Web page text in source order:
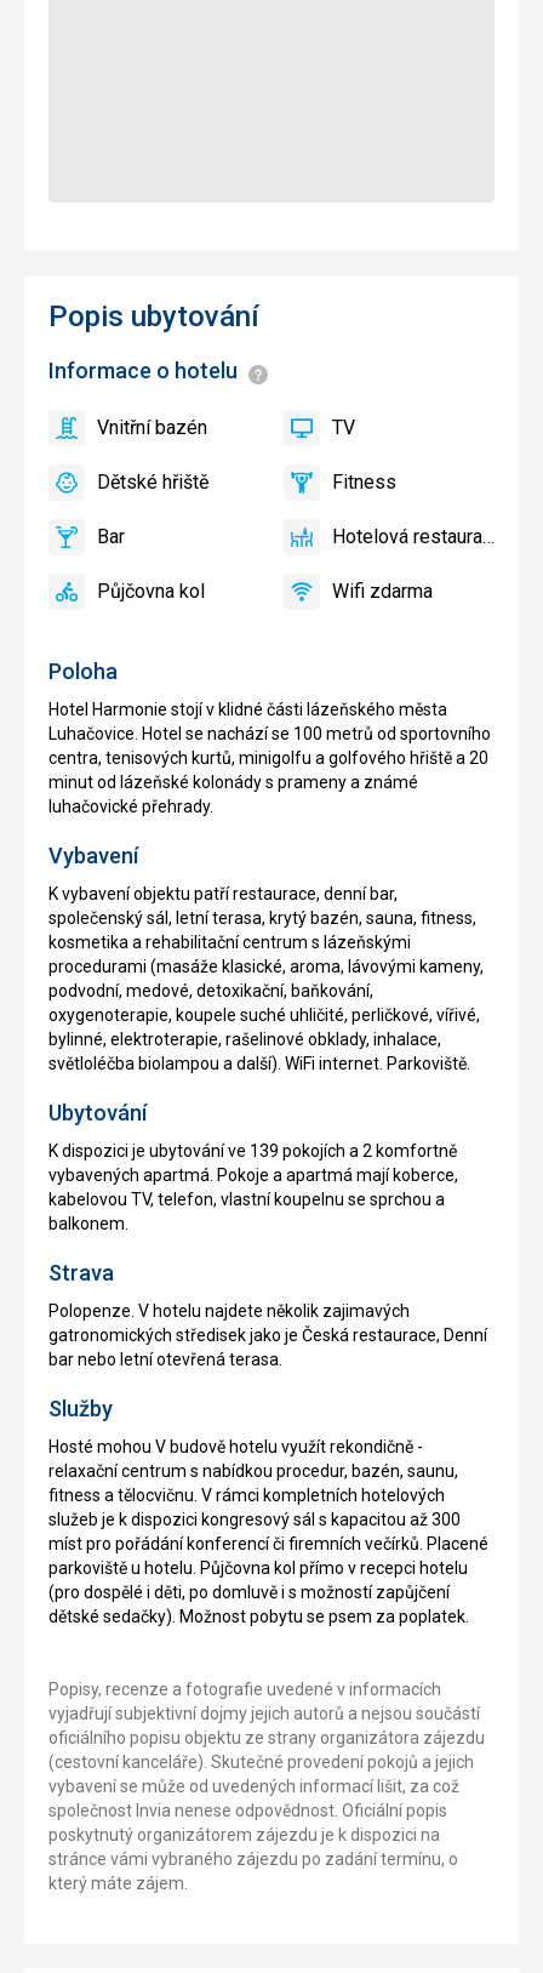
Poloha
Hotel Harmonie stojí v klidné části lázeňského města
Luhačovice. Hotel se nachází se 100 metrů od sportovního
centra, tenisových kurtů, minigolfu a golfového hřiště a 20
minut od lázeňské kolonády s prameny a známé
luhačovické přehrady.
Vybavení
K vybavení objektu patří restaurace, denní bar,
společenský sál, letní terasa, krytý bazén, sauna, fitness,
kosmetika a rehabilitační centrum s lázeňskými
procedurami (masáže klasické, aroma, lávovými kameny,
podvodní, medové, detoxikační, baňkování,
oxygenoterapie, koupele suché uhličité, perličkové, vířivé,
bylinné, elektroterapie, rašelinové obklady, inhalace,
světloléčba biolampou a další). WiFi internet. Parkoviště.
Ubytování
K dispozici je ubytování ve 139 pokojích a 2 komfortně
vybavených apartmá. Pokoje a apartmá mají koberce,
kabelovou TV, telefon, vlastní koupelnu se sprchou a
balkonem.
Strava
Polopenze. V hotelu najdete několik zajimavých
gatronomických středisek jako je Česká restaurace, Denní
bar nebo letní otevřená terasa.
Služby
Hosté mohou V budově hotelu využít rekondičně -
relaxační centrum s nabídkou procedur, bazén, saunu,
fitness a tělocvičnu. V rámci kompletních hotelových
služeb je k dispozici kongresový sál s kapacitou až 300
míst pro pořádání konferencí či firemních večírků. Placené
parkoviště u hotelu. Půjčovna kol přímo v recepci hotelu
(pro dospělé i děti, po domluvě i s možností zapůjčení
dětské sedačky). Možnost pobytu se psem za poplatek.
Popisy, recenze a fotografie uvedené v informacích
vyjadřují subjektivní dojmy jejich autorů a nejsou součástí
oficiálního popisu objektu ze strany organizátora zájezdu
(cestovní kanceláře). Skutečné provedení pokojů a jejich
vybavení se může od uvedených informací lišit, za což
společnost Invia nenese odpovědnost. Oficiální popis
poskytnutý organizátorem zájezdu je k dispozici na
stránce vámi vybraného zájezdu po zadání termínu, o
který máte zájem.
Popis ubytování
Informace o hotelu Informace
VnitřníVnitřní bazén
ano TV TV
ano
DětskéDětské hřiště
ano FitnessFitness
ano
Bar Bar
ano
Hotelová
Hotelová restaurace
ano
PůjčovnaPůjčovna kol
ano
Wifi
Wifi zdarma
ano